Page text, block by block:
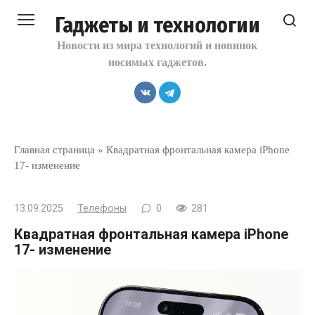
Гаджеты и технологии
Новости из мира технологий и новинок
носимых гаджетов.
Главная страница » Квадратная фронтальная камера iPhone
17- изменение
13.09.2025 Телефоны 0 281
Квадратная фронтальная камера iPhone
17- изменение